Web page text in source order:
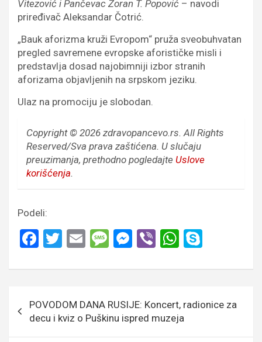
Vitezović i Pančevac Zoran T. Popović – navodi
priređivač Aleksandar Čotrić.
„Bauk aforizma kruži Evropom“ pruža sveobuhvatan
pregled savremene evropske aforističke misli i
predstavlja dosad najobimniji izbor stranih
aforizama objavljenih na srpskom jeziku.
Ulaz na promociju je slobodan.
Copyright © 2026 zdravopancevo.rs. All Rights
Reserved/Sva prava zaštićena. U slučaju
preuzimanja, prethodno pogledajte Uslove
korišćenja.
Podeli:
F
ce
o
o
T
tt
E
ail
M
s
g
e
M
se
g
er
Vi
er
W
at
A
p
p
чланка
POVODOM DANA RUSIJE: Koncert, radionice za
decu i kviz o Puškinu ispred muzeja